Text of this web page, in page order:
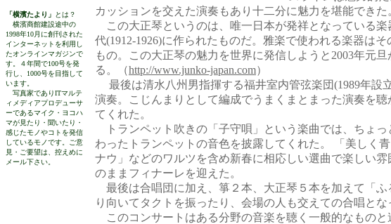
カッションを交えた演奏もあり十二分に魅力を堪能できた
この大正琴というのは、唯一日本が発祥となっている
代(1912-1926)に作られたものだ。雅楽で使われる楽器は
もの。この大正琴の魅力を世界に発信しようと2003年元
る。（http://www.junko-japan.com）
最後は清水八州男指揮する福井室内管弦楽団(1989年設
演奏。こじんまりとして編成でうまくまとまった演奏を聴
てくれた。
トランペット吹きの「子守唄」という楽曲では、ちょっ
わったトランペットの音色を披露してくれた。 「美しく
ナウ」などのワルツを含め新春に相応しい選曲で楽しい雰
のままフィナーレを迎えた。
最後は合唱団に加え、箏２本、大正琴５本を加えて「
り向いてタクトを振ったり、会場の人も交えての合唱とな
このコンサートはある分野の音楽を聴く一般的なもの
「横濱たより」
とは？
横濱商館建設途中の
1998年10月に創刊された
インターネットを利用し
たオンラインマガジンで
す。４年間で100号を発
行し、1000号を目指して
います。
写真家でありITマルテ
ィメディアプロデューサ
ーであるマイク・ヨコハ
マが見たり・聞いたり・
感じたモノやコトを発信
しているモノです。ご意
見・ご要望は、控えめに
メール下さい。